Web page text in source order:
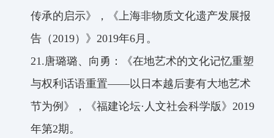
传承的启示》，《上海非物质文化遗产发展报
告（2019）》2019年6月。
21.唐璐璐、向勇：《在地艺术的文化记忆重塑
与权利话语重置——以日本越后妻有大地艺术
节为例》，《福建论坛· 人文社会科学版》2019
年第2期。